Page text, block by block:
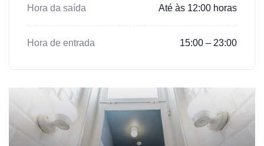
Hora da saída Até às 12:00 horas
Hora de entrada 15:00 – 23:00